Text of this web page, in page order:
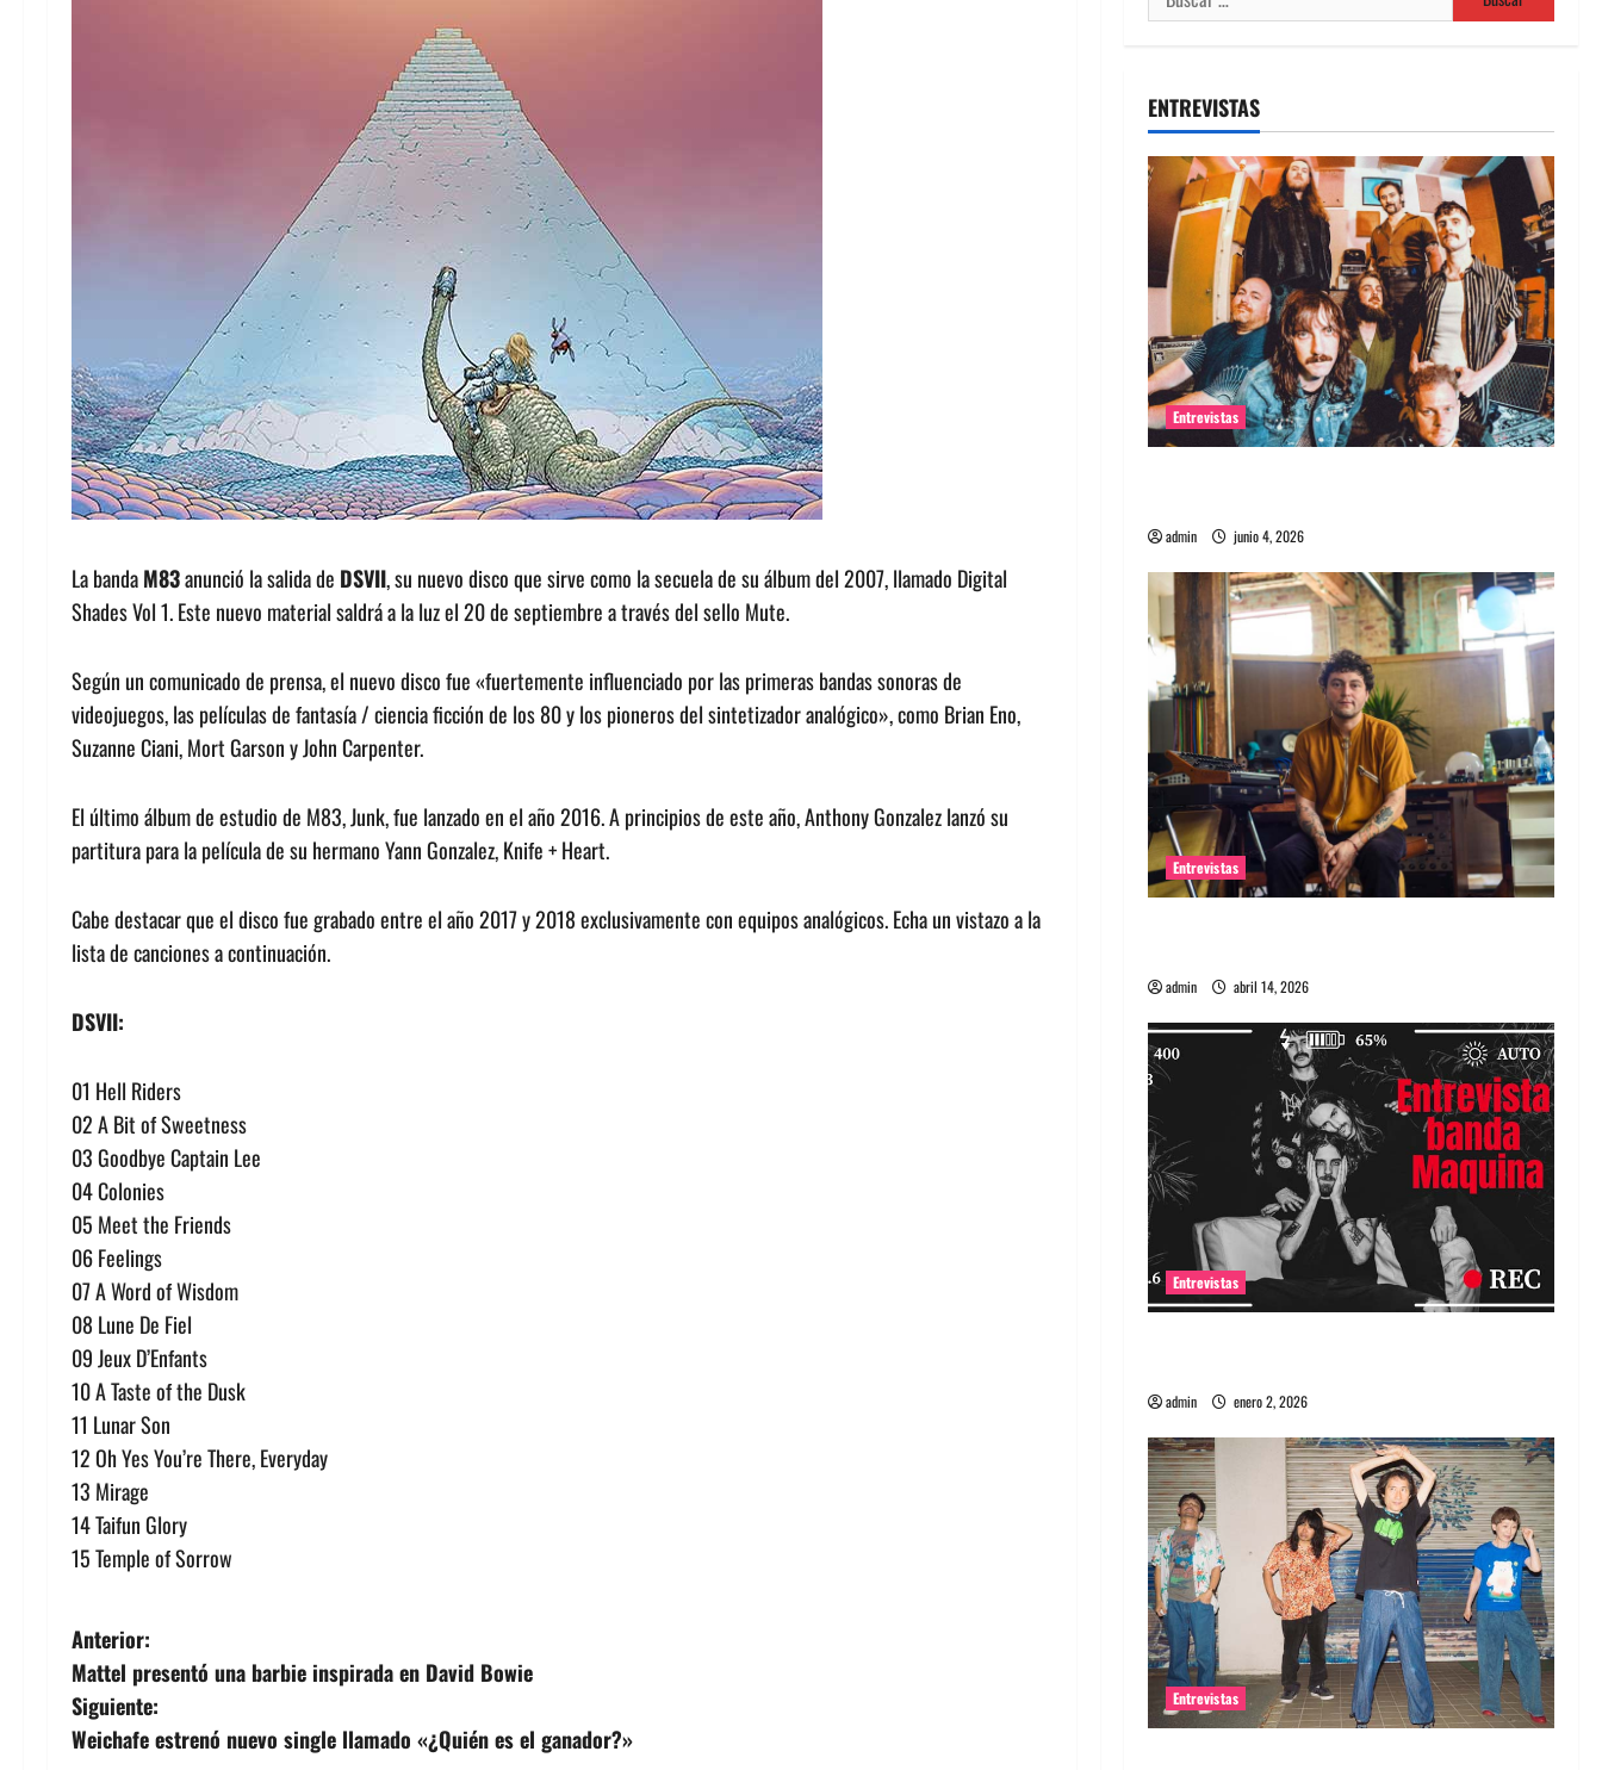
La bandaM83anunció la salida de DSVII, su nuevo disco que sirve como la secuela de su álbum del 2007, llamado Digital
Shades Vol 1. Este nuevo material saldrá a la luz el 20 de septiembre a través del sello Mute.
Según un comunicado de prensa, el nuevo disco fue «fuertemente influenciado por las primeras bandas sonoras de
videojuegos, las películas de fantasía / ciencia ficción de los 80 y los pioneros del sintetizador analógico», como Brian Eno,
Suzanne Ciani, Mort Garson y John Carpenter.
El último álbum de estudio de M83, Junk, fue lanzado en el año 2016. A principios de este año, Anthony Gonzalez lanzó su
partitura para la película de su hermano Yann Gonzalez, Knife + Heart.
Cabe destacar que el disco fue grabado entre el año 2017 y 2018 exclusivamente con equipos analógicos. Echa un vistazo a la
lista de canciones a continuación.
DSVII:
01 Hell Riders
02 A Bit of Sweetness
03 Goodbye Captain Lee
04 Colonies
05 Meet the Friends
06 Feelings
07 A Word of Wisdom
08 Lune De Fiel
09 Jeux D’Enfants
10 A Taste of the Dusk
11 Lunar Son
12 Oh Yes You’re There, Everyday
13 Mirage
14 Taifun Glory
15 Temple of Sorrow
N
a
v
Anterior:
Mattel presentó una barbie inspirada en David Bowie
Siguiente:
Weichafe estrenó nuevo single llamado «¿Quién es el ganador?»
ENTREVISTAS
Entrevistas
admin junio 4, 2026
Entrevistas
admin abril 14, 2026
Entrevistas
admin enero 2, 2026
Entrevistas